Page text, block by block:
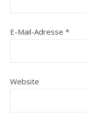
E-Mail-Adresse *
Website